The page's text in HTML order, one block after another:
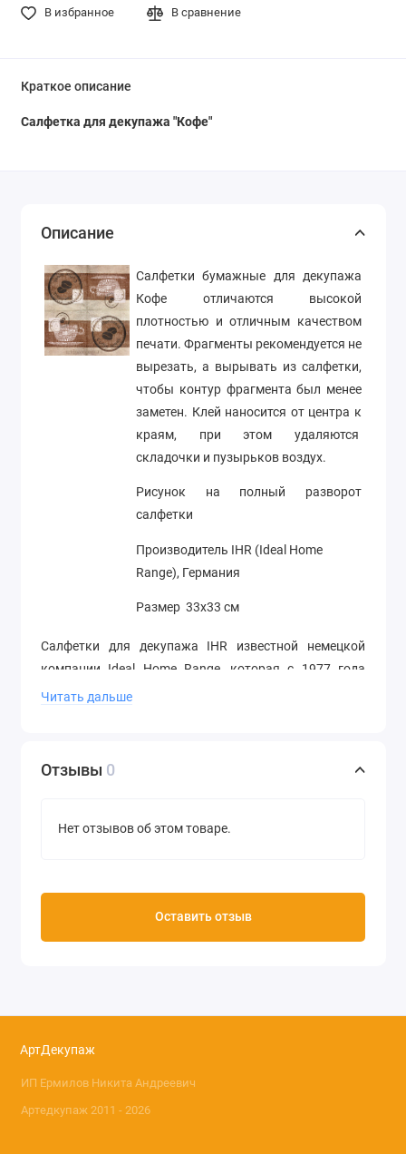
В избранное В сравнение
Краткое описание
Салфетка для декупажа "Кофе"
Описание
Салфетки бумажные для декупажа
Кофе отличаются высокой
плотностью и отличным качеством
печати. Фрагменты рекомендуется не
вырезать, а вырывать из салфетки,
чтобы контур фрагмента был менее
заметен. Клей наносится от центра к
краям, при этом удаляются
складочки и пузырьков воздух.
Рисунок на полный разворот
салфетки
Производитель IHR (Ideal Home
Range), Германия
Размер 33х33 см
Салфетки для декупажа IHR известной немецкой
компании Ideal Home Range, которая с 1977 года
специализируется на производстве салфеток и
Читать дальше
Отзывы 0
Нет отзывов об этом товаре.
Оставить отзыв
АртДекупаж
ИП Ермилов Никита Андреевич
Артедкупаж 2011 - 2026